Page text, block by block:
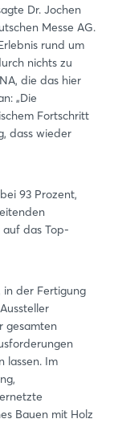
Dr. Jochen
Messe AG.
rund um
nichts zu
die das hier
„Die
Fortschritt
dass wieder
93 Prozent,
das Top-
in der Fertigung
gesamten
lassen. Im
Bauen mit Holz